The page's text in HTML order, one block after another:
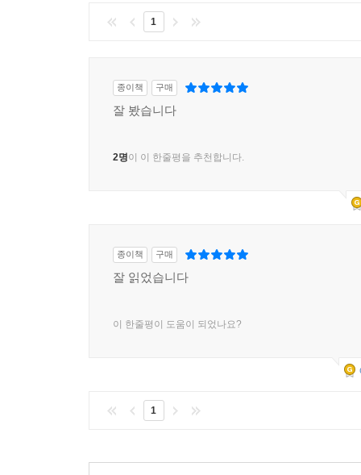
1
종이책 구매
잘 봤습니다
2명이 이 한줄평을 추천합니다.
종이책 구매
잘 읽었습니다
이 한줄평이 도움이 되었나요?
1